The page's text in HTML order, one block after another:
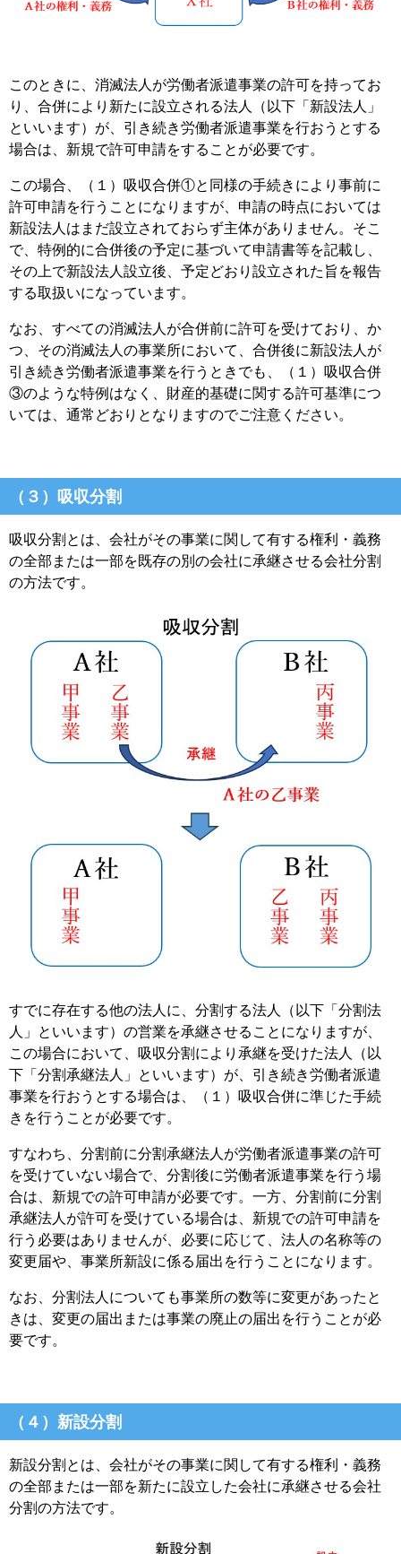
このときに、消滅法人が労働者派遣事業の許可を持ってお
り、合併により新たに設立される法人（以下「新設法人」
といいます）が、引き続き労働者派遣事業を行おうとする
場合は、新規で許可申請をすることが必要です。
この場合、（１）吸収合併①と同様の手続きにより事前に
許可申請を行うことになりますが、申請の時点においては
新設法人はまだ設立されておらず主体がありません。そこ
で、特例的に合併後の予定に基づいて申請書等を記載し、
その上で新設法人設立後、予定どおり設立された旨を報告
する取扱いになっています。
なお、すべての消滅法人が合併前に許可を受けており、か
つ、その消滅法人の事業所において、合併後に新設法人が
引き続き労働者派遣事業を行うときでも、（１）吸収合併
③のような特例はなく、財産的基礎に関する許可基準につ
いては、通常どおりとなりますのでご注意ください。
（３）吸収分割
吸収分割とは、会社がその事業に関して有する権利・義務
の全部または一部を既存の別の会社に承継させる会社分割
の方法です。
すでに存在する他の法人に、分割する法人（以下「分割法
人」といいます）の営業を承継させることになりますが、
この場合において、吸収分割により承継を受けた法人（以
下「分割承継法人」といいます）が、引き続き労働者派遣
事業を行おうとする場合は、（１）吸収合併に準じた手続
きを行うことが必要です。
すなわち、分割前に分割承継法人が労働者派遣事業の許可
を受けていない場合で、分割後に労働者派遣事業を行う場
合は、新規での許可申請が必要です。一方、分割前に分割
承継法人が許可を受けている場合は、新規での許可申請を
行う必要はありませんが、必要に応じて、法人の名称等の
変更届や、事業所新設に係る届出を行うことになります。
なお、分割法人についても事業所の数等に変更があったと
きは、変更の届出または事業の廃止の届出を行うことが必
要です。
（４）新設分割
新設分割とは、会社がその事業に関して有する権利・義務
の全部または一部を新たに設立した会社に承継させる会社
分割の方法です。